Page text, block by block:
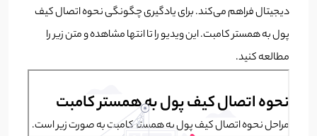
دیجیتال فراهم می‌کند. برای یادگیری چگونگی نحوه اتصال کیف
پول به همستر کامبت. این ویدیو را تا انتها مشاهده و متن زیر را
مطالعه کنید.
نحوه اتصال کیف پول به همستر کامبت
مراحل نحوه اتصال کیف پول به همستر کامبت به صورت زیر است.